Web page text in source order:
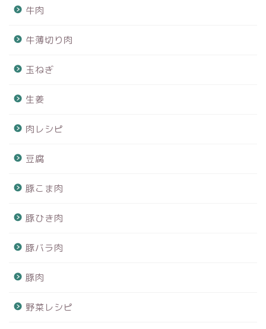
牛肉
牛薄切り肉
玉ねぎ
生姜
肉レシピ
豆腐
豚こま肉
豚ひき肉
豚バラ肉
豚肉
野菜レシピ